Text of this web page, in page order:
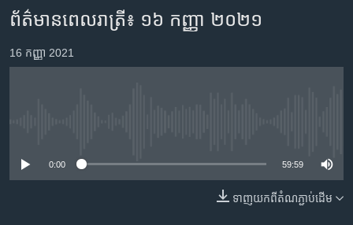
ទំព័រ​
ព័ត៌មាន​​
តែ​
ម្តង
រចនា
ហេឡូវីអូអេ
កម្ពុជាច្នៃប្រតិដ្ឋ
កម្មវិធីទាំងអស់
YouTube Music
ព័ត៌មានពេលរាត្រី៖ ១៦ កញ្ញា ២០២១
16 កញ្ញា 2021
0:00 59:59
ទាញ​យក​ពី​តំណភ្ជាប់​ដើម